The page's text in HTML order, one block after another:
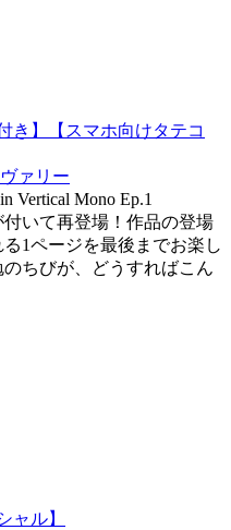
き】【スマホ向けタテコ
ァリー
Vertical Mono Ep.1
付いて再登場！作品の登場
1ページを最後までお楽し
ちびが、どうすればこん
ャル】